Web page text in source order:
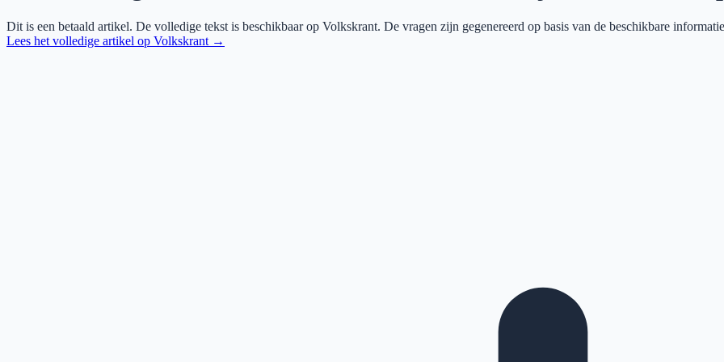
Dit is een betaald artikel. De volledige tekst is beschikbaar op Volkskrant. De vragen zijn gegenereerd op basis van de beschikbare
Lees het volledige artikel op Volkskrant →